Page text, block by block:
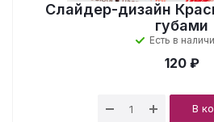
Слайдер-дизайн
губами
Есть в
120 ₽
В